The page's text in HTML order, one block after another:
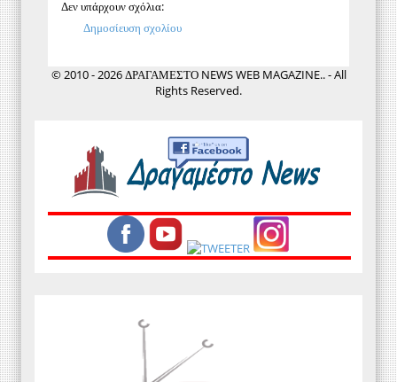
Δεν υπάρχουν σχόλια:
Δημοσίευση σχολίου
© 2010 - 2026 ΔΡΑΓΑΜΕΣΤΟ NEWS WEB MAGAZINE.. - All
Rights Reserved.